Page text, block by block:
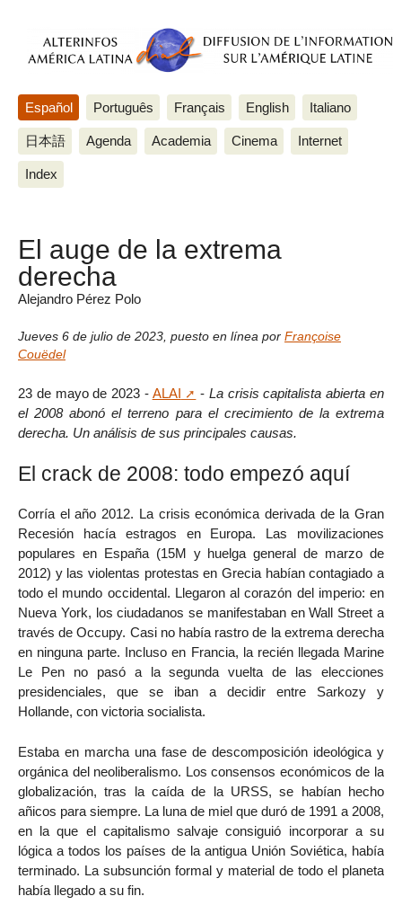
Español Português Français English Italiano
日本語 Agenda Academia Cinema Internet
Index
El auge de la extrema
derecha
Alejandro Pérez Polo
Jueves 6 de julio de 2023 puesto en línea por Françoise
Couëdel
23 de mayo de 2023 - ALAI - La crisis capitalista abierta en
el 2008 abonó el terreno para el crecimiento de la extrema
derecha. Un análisis de sus principales causas.
El crack de 2008: todo empezó aquí
Corría el año 2012. La crisis económica derivada de la Gran
Recesión hacía estragos en Europa. Las movilizaciones
populares en España (15M y huelga general de marzo de
2012) y las violentas protestas en Grecia habían contagiado a
todo el mundo occidental. Llegaron al corazón del imperio: en
Nueva York, los ciudadanos se manifestaban en Wall Street a
través de Occupy. Casi no había rastro de la extrema derecha
en ninguna parte. Incluso en Francia, la recién llegada Marine
Le Pen no pasó a la segunda vuelta de las elecciones
presidenciales, que se iban a decidir entre Sarkozy y
Hollande, con victoria socialista.
Estaba en marcha una fase de descomposición ideológica y
orgánica del neoliberalismo. Los consensos económicos de la
globalización, tras la caída de la URSS, se habían hecho
añicos para siempre. La luna de miel que duró de 1991 a 2008,
en la que el capitalismo salvaje consiguió incorporar a su
lógica a todos los países de la antigua Unión Soviética, había
terminado. La subsunción formal y material de todo el planeta
había llegado a su fin.